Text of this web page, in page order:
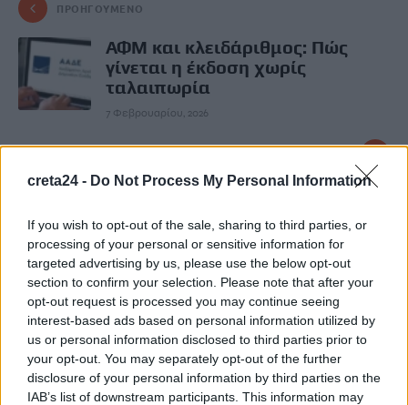
creta24 - Do Not Process My Personal Information
If you wish to opt-out of the sale, sharing to third parties, or
processing of your personal or sensitive information for
targeted advertising by us, please use the below opt-out
section to confirm your selection. Please note that after your
opt-out request is processed you may continue seeing
interest-based ads based on personal information utilized by
us or personal information disclosed to third parties prior to
your opt-out. You may separately opt-out of the further
disclosure of your personal information by third parties on the
IAB’s list of downstream participants. This information may
ΠΡΟΗΓΟΎΜΕΝΟ
ΑΦΜ και κλειδάριθμος: Πώς
γίνεται η έκδοση χωρίς
ταλαιπωρία
7 Φεβρουαρίου, 2026
Έρευνα: «Κοκτέιλ»
περισσότερα μήλα στην
Ευρώπη – Τι σημαίνει για την
Ελλάδα
7 Φεβρουαρίου, 2026
Μην χάνεις είδηση. Βάλε τοCRETA24στην
Google